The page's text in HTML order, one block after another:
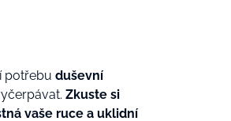
potřebu duševní
Zkuste si
vaše ruce a uklidní